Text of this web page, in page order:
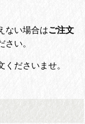
ない場合はご注文
い。
ださいませ。